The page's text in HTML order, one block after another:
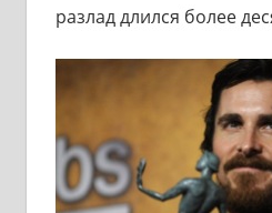
разлад длился более